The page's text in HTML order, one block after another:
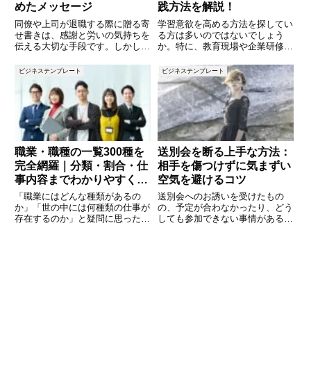
めたメッセージ
同僚や上司が退職する際に贈る寄
せ書きは、感謝と労いの気持ちを
伝える大切な手段です。しかし、
迷うこともあるでしょう。この記
事では、退職する方に贈る寄せ書
きの文例を10個ご紹介します。
心のこもったメッセージで、これ
践方法を解説！
学習意欲を高める方法を探してい
る方は多いのではないでしょう
か。特に、教育現場や企業研修に
境を作ることは重要です。そこで
注目されているのが「ARCSモデ
ル」です。ARCSモデルは、学習
者の動機づけを高めるために開
ビジネステンプレート
職業・職種の一覧300種を
完全網羅｜分類・割合・仕
事内容までわかりやすく解
説
「職業にはどんな種類があるの
か」「世の中には何種類の仕事が
存在するのか」と疑問に思ったこ
ビジネステンプレート
送別会を断る上手な方法：
相手を傷つけずに気まずい
空気を避けるコツ
送別会へのお誘いを受けたもの
の、予定が合わなかったり、どう
しても参加できない事情がある場